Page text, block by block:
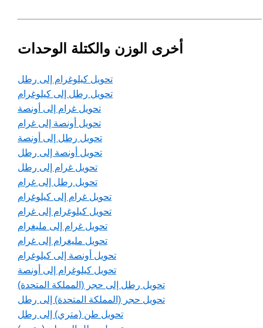
أخرى الوزن والكتلة الوحدات
تحويل كيلوغرام إلى رطل
تحويل رطل إلى كيلوغرام
تحويل غرام إلى أونصة
تحويل أونصة إلى غرام
تحويل رطل إلى أونصة
تحويل أونصة إلى رطل
تحويل غرام إلى رطل
تحويل رطل إلى غرام
تحويل غرام إلى كيلوغرام
تحويل كيلوغرام إلى غرام
تحويل غرام إلى مليغرام
تحويل مليغرام إلى غرام
تحويل أونصة إلى كيلوغرام
تحويل كيلوغرام إلى أونصة
تحويل رطل إلى حجر (المملكة المتحدة)
تحويل حجر (المملكة المتحدة) إلى رطل
تحويل طن (متري) إلى رطل